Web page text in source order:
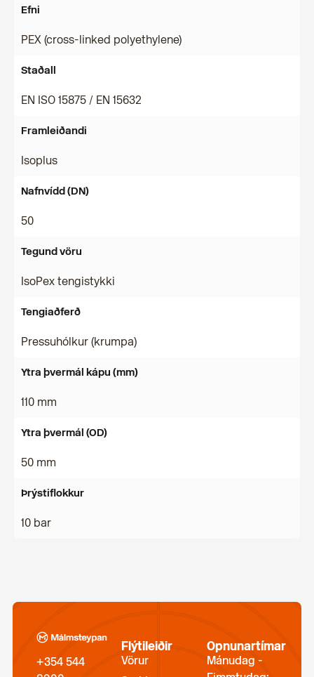
Efni
PEX (cross-linked polyethylene)
Staðall
EN ISO 15875 / EN 15632
Framleiðandi
Isoplus
Nafnvídd (DN)
50
Tegund vöru
IsoPex tengistykki
Tengiaðferð
Pressuhólkur (krumpa)
Ytra þvermál kápu (mm)
110 mm
Ytra þvermál (OD)
50 mm
Þrýstiflokkur
10 bar
+354 544
Flýtileiðir
Vörur
Opnunartímar
Mánudag -